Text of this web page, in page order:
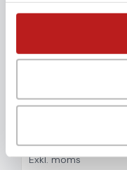
Kalibreringsbevis
200 kr
Exkl. moms